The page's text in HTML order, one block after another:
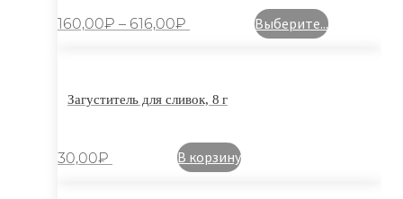
160,00₽ – 616,00₽ Выберите...
Загуститель для сливок, 8 г
30,00₽ В корзину